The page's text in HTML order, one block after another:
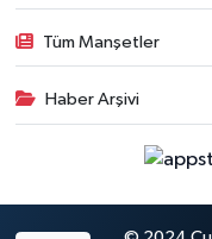
Tüm Manşetler
Haber Arşivi